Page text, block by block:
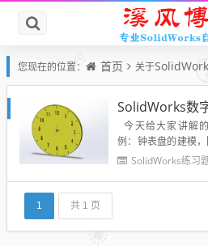
您现在的位置： 首页 关于
今天给大家讲解
例：钟表盘的建模
字递增，1-12个数
SolidWorks练习
1 共 1 页